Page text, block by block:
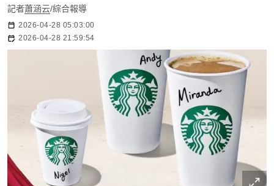
記者蕭涵云/綜合報導
2026-04-28 05:03:00
2026-04-28 21:59:54